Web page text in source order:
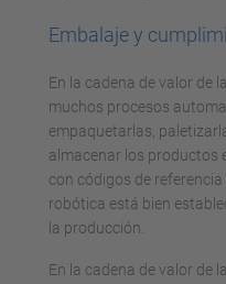
Embalaje y
En la cadena de valor de
muchos procesos
empaquetarlas,
almacenar los productos
con códigos de
robótica está bien
la producción.
En la cadena de valor de